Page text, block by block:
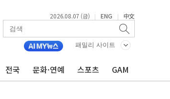
2026.08.07 (금) | ENG | 中文
패밀리 사이트
전국 문화·연예 스포츠 GAM
업 순이익 21% 증가" 전망
검토… 거짓 깃발 작전"
VS 샌디스크·피그마·앱러빈↓
장법 개정 논의"